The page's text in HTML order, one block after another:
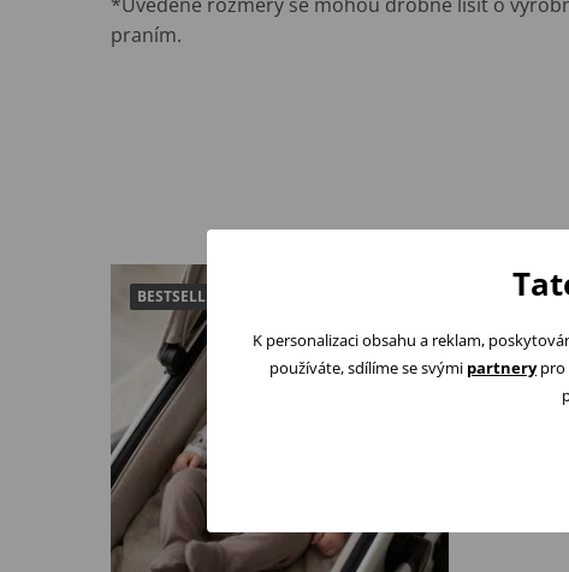
praním.
BESTSELLER
K personalizaci obsahu a reklam,
používáte, sdílíme se svými partnerypro